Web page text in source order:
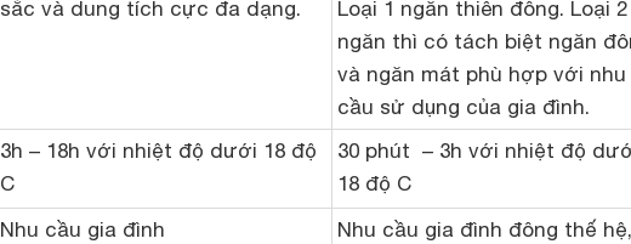
sắc và dung tích cực đa dạng.
Loại 1 ngăn thiên đông. Loại 2
ngăn thì có tách biệt ngăn
và ngăn mát phù hợp với nhu
cầu sử dụng của gia đình.
3h – 18h với nhiệt độ dưới 18 độ
C
30 phút – 3h với nhiệt độ
18 độ C
Nhu cầu gia đình
Nhu cầu gia đình đông thế